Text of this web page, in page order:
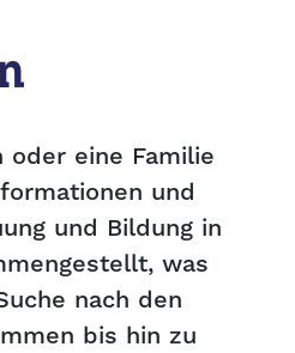
eine Familie
und
und Bildung in
was
nach den
bis hin zu